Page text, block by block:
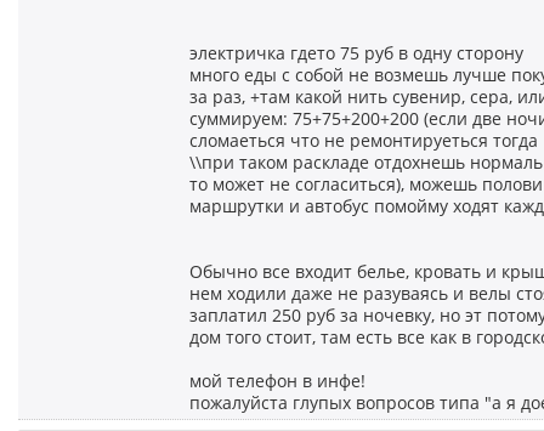
электричка гдето 75 руб в одну сторону
много еды с собой не возмешь лучше
за раз, +там какой нить сувенир, сера,
суммируем: 75+75+200+200 (если две
сломаеться что не ремонтируеться
\\при таком раскладе отдохнешь
то может не согласиться), можешь
маршрутки и автобус помойму ходят
Обычно все входит белье, кровать и
нем ходили даже не разуваясь и велы
заплатил 250 руб за ночевку, но эт
дом того стоит, там есть все как в
мой телефон в инфе!
пожалуйста глупых вопросов типа "а я